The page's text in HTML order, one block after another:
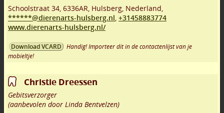
Schoolstraat 34 6336AR Hulsberg Nederland,
******@dierenarts-hulsberg.nl +31458883774
www.dierenarts-hulsberg.nl/
Download VCARD
Handig! Importeer dit in de contactenlijst van je
mobieltje!
Christie Dreessen
Gebitsverzorger
(aanbevolen door Linda Bentvelzen)